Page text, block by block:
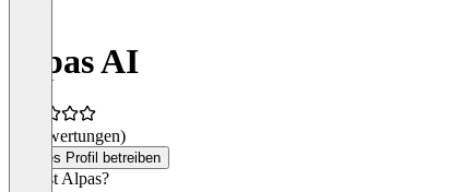
Alpas AI
(0 Bewertungen)
Dieses Profil betreiben
Was ist Alpas?